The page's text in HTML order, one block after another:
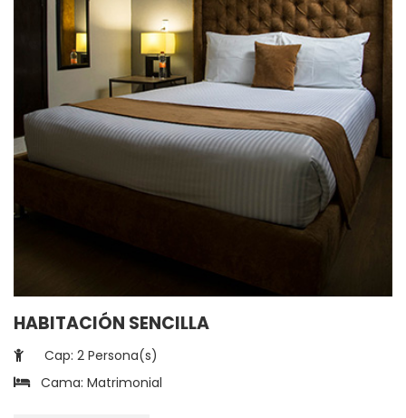
HABITACIÓN SENCILLA
Cap: 2 Persona(s)
Cama: Matrimonial